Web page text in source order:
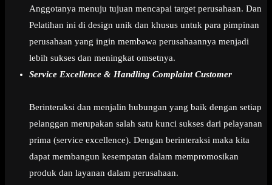
Anggotanya menuju tujuan mencapai target perusahaan. Dan
Pelatihan ini di design unik dan khusus untuk para pimpinan
perusahaan yang ingin membawa perusahaannya menjadi
lebih sukses dan meningkat omsetnya.
Service Excellence & Handling Complaint Customer
Berinteraksi dan menjalin hubungan yang baik dengan setiap
pelanggan merupakan salah satu kunci sukses dari pelayanan
prima (service excellence). Dengan berinteraksi maka kita
dapat membangun kesempatan dalam mempromosikan
produk dan layanan dalam perusahaan.